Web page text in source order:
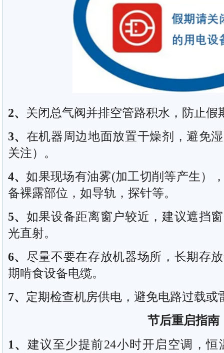
2、 关闭总气阀并排空管路积水，防止假
3、 在机器周边地面放置干燥剂，避免
关注）。
4、如果现场有油雾(加工切削等产生）
备裸露部位，如导轨，探针等。
5、 如果设备距离窗户较近，建议遮挡
光直射。
6、 尽量不要在存放机器场所，长期存
期啃食设备电缆。
7、 定期检查机房供电，避免电路过载或
节后重启指南
1、 建议至少提前24小时开启空调，